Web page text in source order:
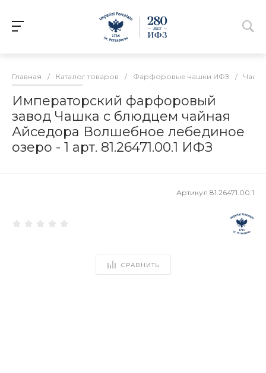
Главная / Каталог товаров / Фарфоровые чашки ИФЗ /
Императорский фарфоровый
завод Чашка с блюдцем чайная
Айседора Волшебное лебединое
озеро - 1 арт. 81.26471.00.1 ИФЗ
Артикул 81.26471.00.1
СРАВНИТЬ